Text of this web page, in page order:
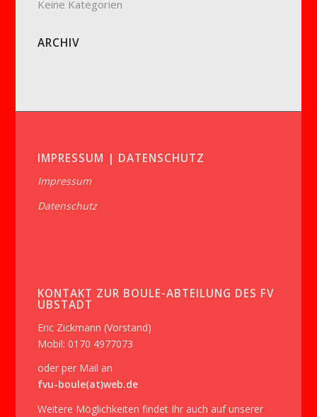
Keine Kategorien
ARCHIV
IMPRESSUM | DATENSCHUTZ
Impressum
Datenschutz
KONTAKT ZUR BOULE-ABTEILUNG DES FV
UBSTADT
Eric Zickmann (Vorstand)
Mobil: 0170 4977073
oder per Mail an
fvu-boule(at)web.de
Weitere Möglichkeiten findet Ihr auch auf unserer